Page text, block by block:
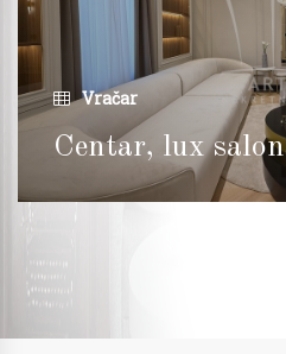
Vračar
Centar, lux